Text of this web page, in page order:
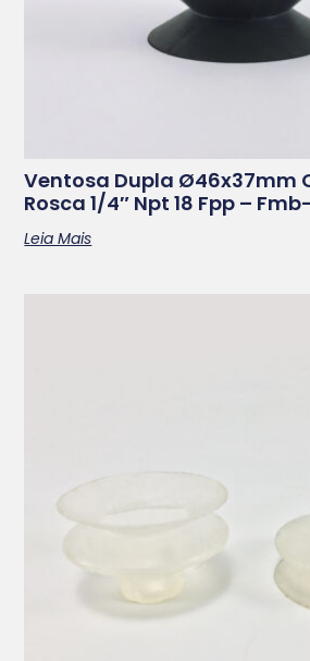
Ventosa Dupla Ø46x37mm
Rosca 1/4″ Npt 18 Fpp –
Leia Mais